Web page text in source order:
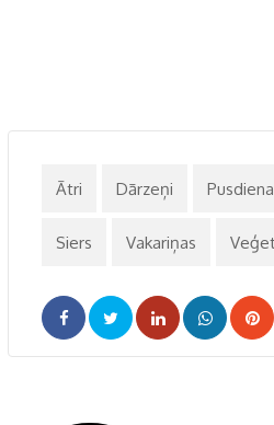
Ātri Dārzeņi
Siers Vakariņas
LinkedIn